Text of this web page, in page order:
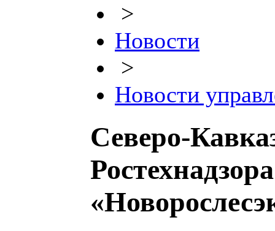
>
Новости
>
Новости
Северо-